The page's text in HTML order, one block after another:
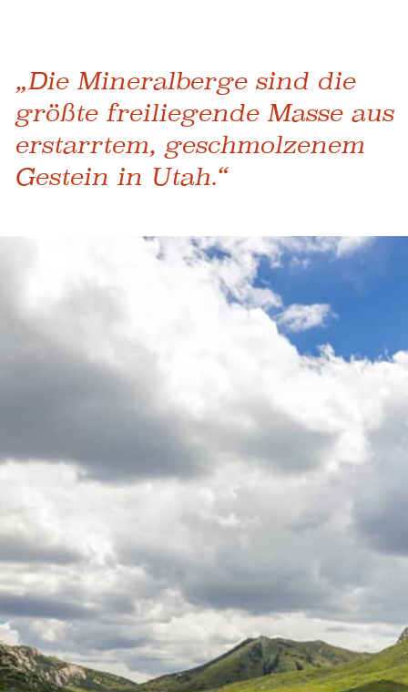
„Die Mineralberge sind die
größte freiliegende Masse aus
erstarrtem, geschmolzenem
Gestein in Utah.“